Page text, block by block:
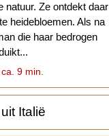
natuur. Ze ontdekt daar
heidebloemen. Als na
die haar bedrogen
9 min.
Italië